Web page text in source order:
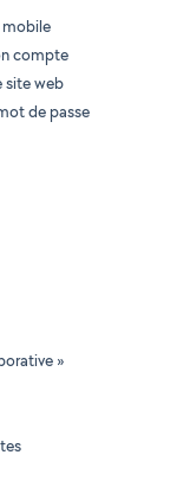
mobile
compte
site web
de passe
»